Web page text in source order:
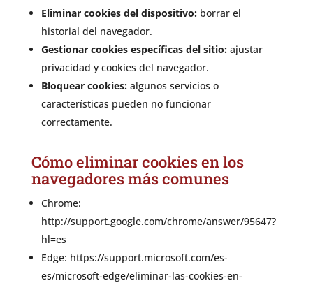
Eliminar cookies del dispositivo:borrar el
historial del navegador.
Gestionar cookies específicas del sitio:ajustar
privacidad y cookies del navegador.
Bloquear cookies:algunos servicios o
características pueden no funcionar
correctamente.
Cómo eliminar cookies en los
navegadores más comunes
Chrome:
http://support.google.com/chrome/answer/95647?
hl=es
Edge: https://support.microsoft.com/es-
es/microsoft-edge/eliminar-las-cookies-en-